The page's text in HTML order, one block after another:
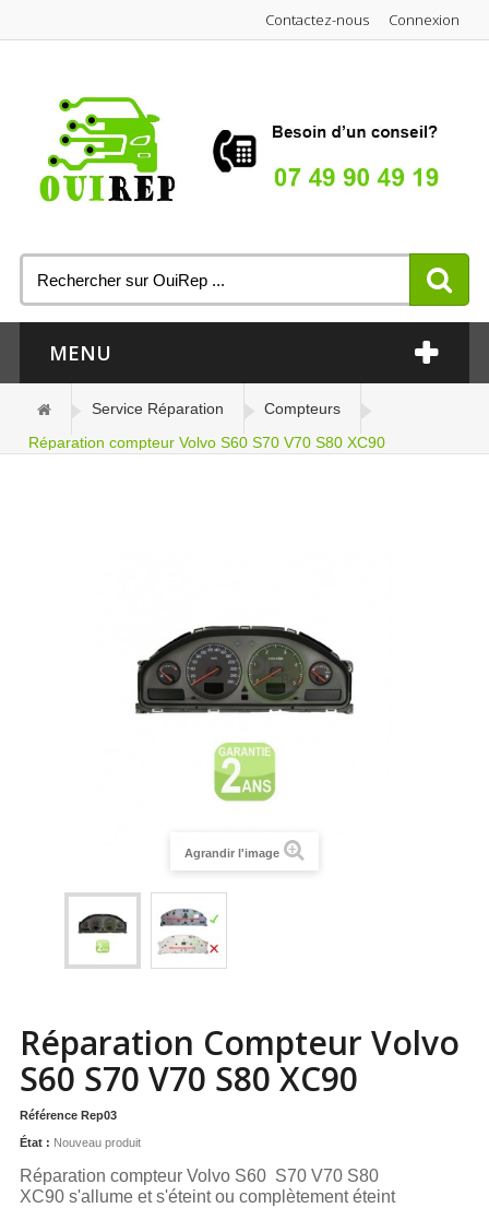
Connexion
Contactez-nous
MENU
Service Réparation
Compteurs
Réparation compteur Volvo S60 S70 V70 S80 XC90
Agrandir l'image
Réparation Compteur Volvo
S60 S70 V70 S80 XC90
Référence Rep03
État : Nouveau produit
Réparation compteur Volvo S60 S70 V70 S80
XC90 s'allume et s'éteint ou complètement éteint